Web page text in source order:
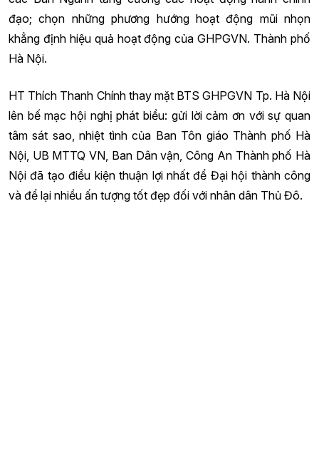
đạo; chọn những phương hướng hoạt động mũi nhọn
khẳng định hiệu quả hoạt động của GHPGVN. Thành phố
Hà Nội.
HT Thích Thanh Chính thay mặt BTS GHPGVN Tp. Hà Nội
lên bế mạc hội nghị phát biểu: gửi lời cảm ơn với sự quan
tâm sát sao, nhiệt tình của Ban Tôn giáo Thành phố Hà
Nội, UB MTTQ VN, Ban Dân vận, Công An Thành phố Hà
Nội đã tạo điều kiện thuận lợi nhất để Đại hội thành công
và để lại nhiều ấn tượng tốt đẹp đối với nhân dân Thủ Đô.